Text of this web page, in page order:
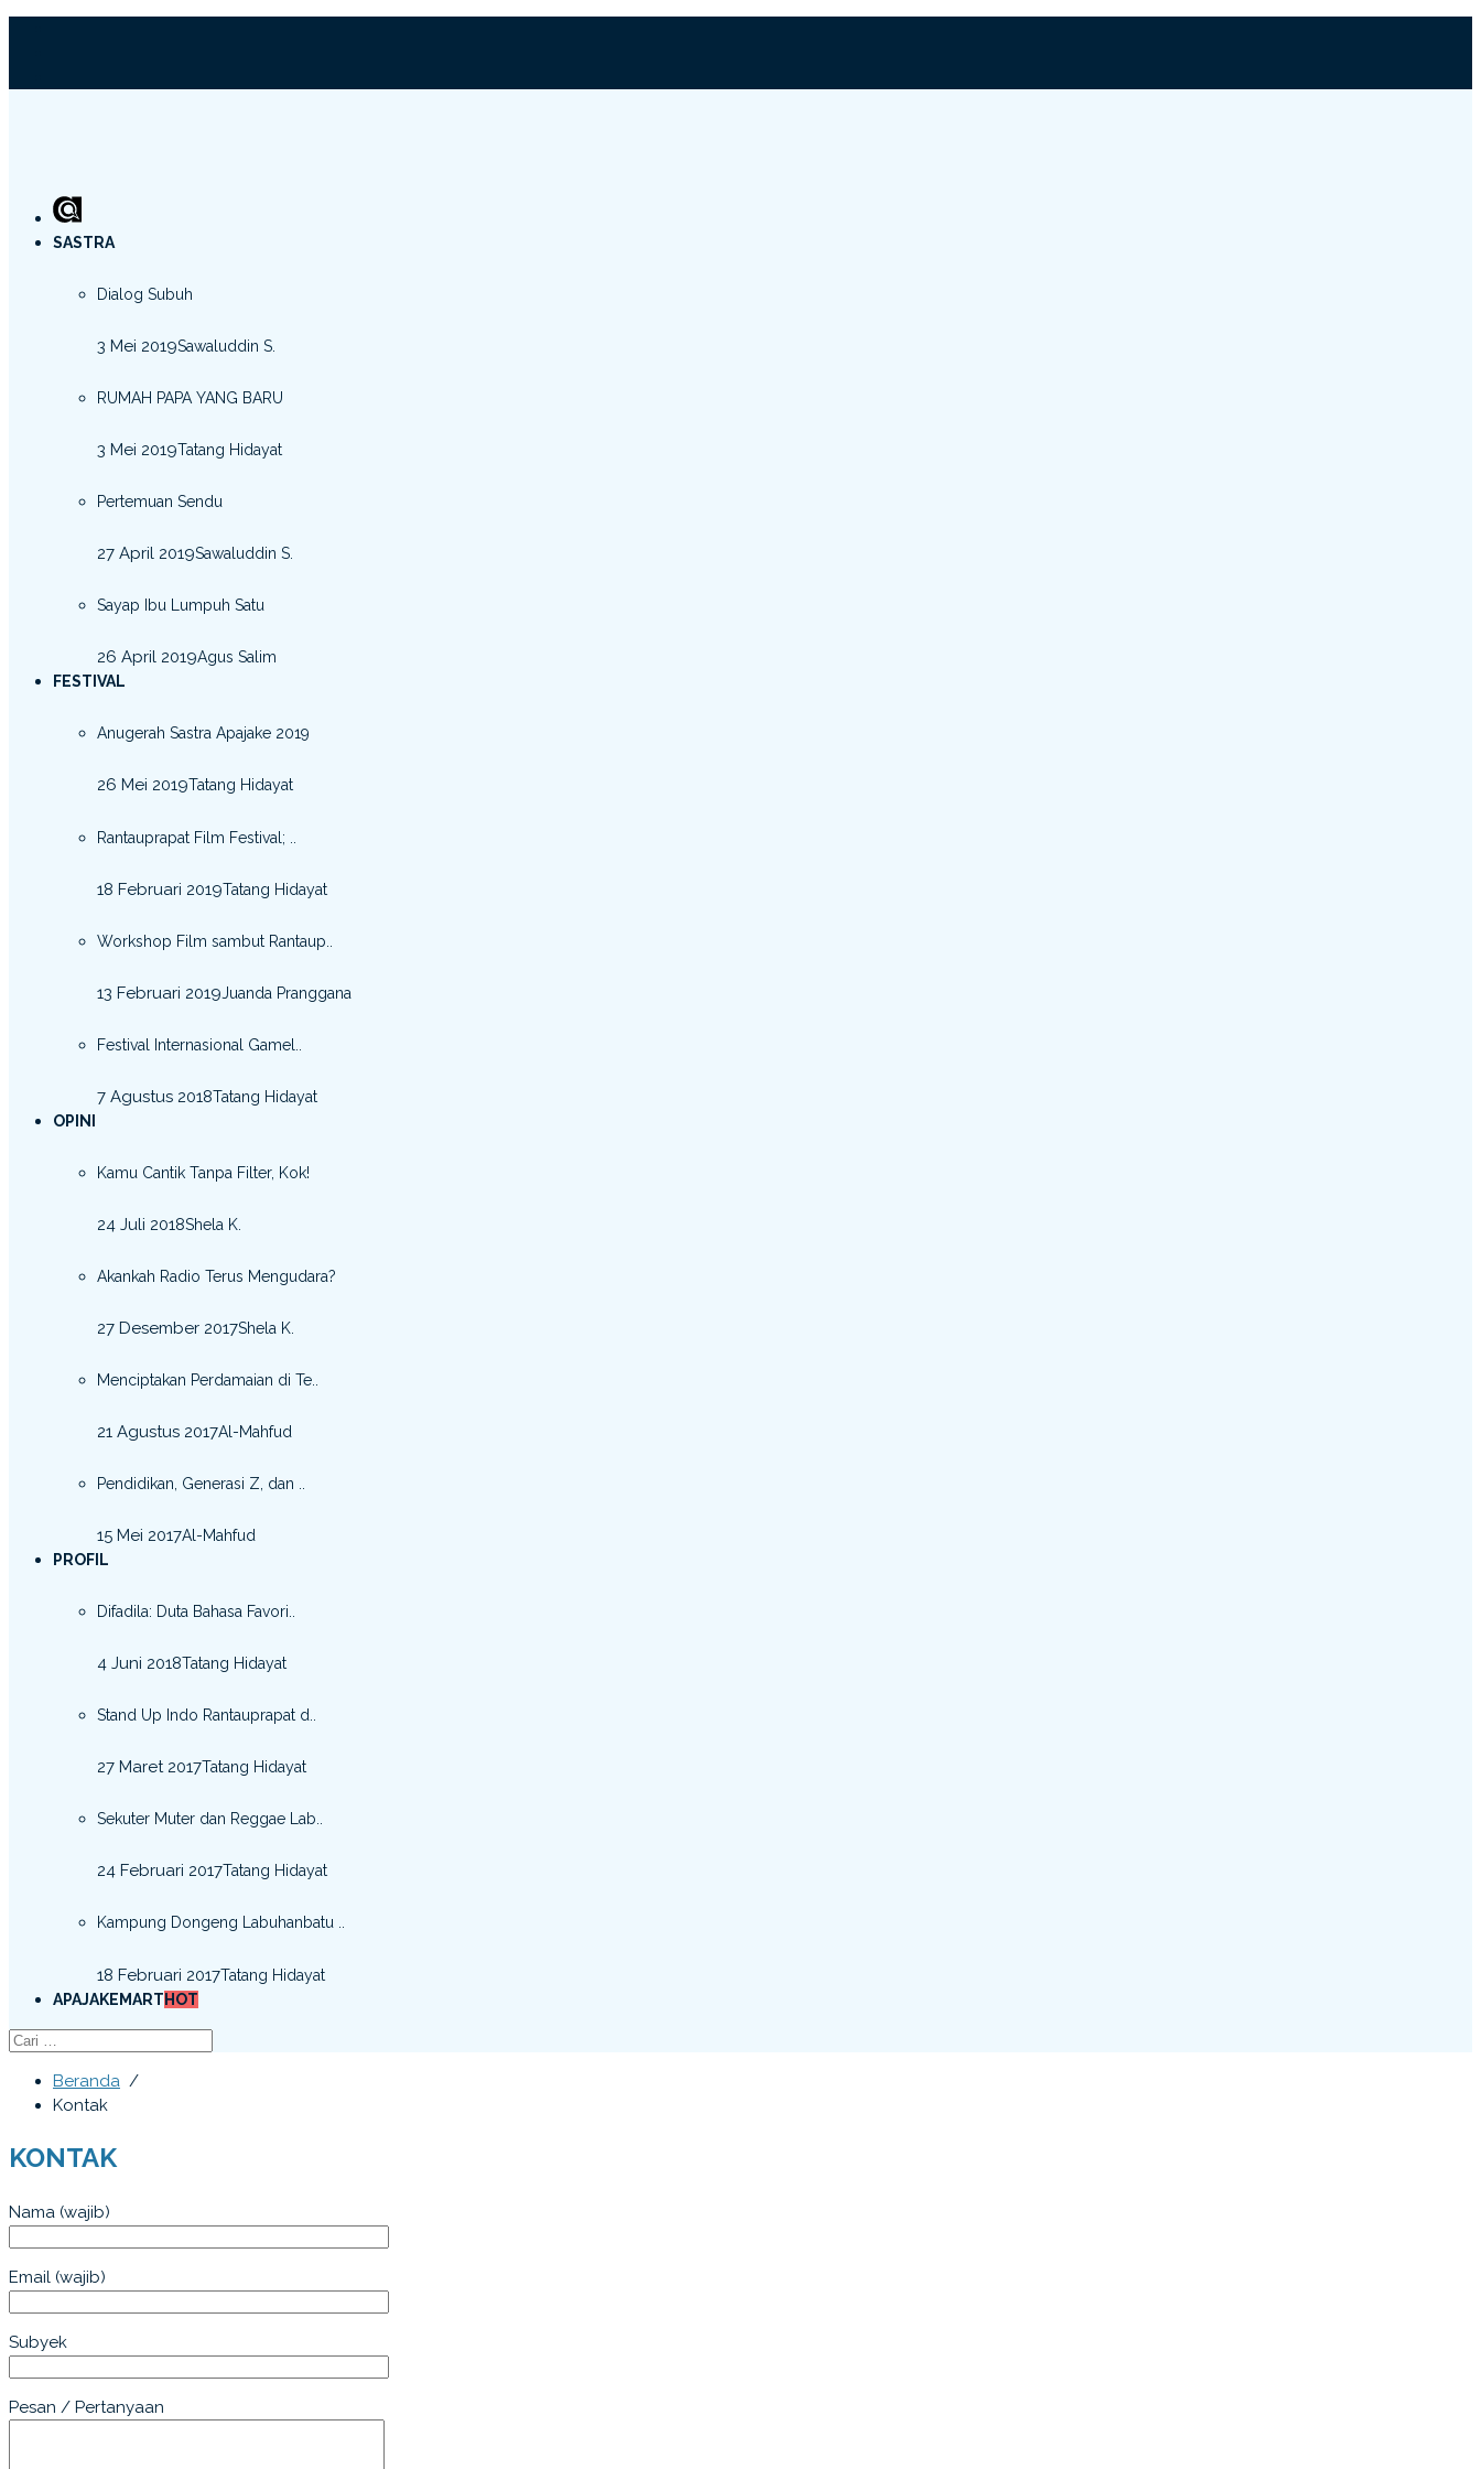
SASTRA
Dialog Subuh
3 Mei 2019Sawaluddin S.
RUMAH PAPA YANG BARU
3 Mei 2019Tatang Hidayat
Pertemuan Sendu
27 April 2019Sawaluddin S.
Sayap Ibu Lumpuh Satu
26 April 2019Agus Salim
FESTIVAL
Anugerah Sastra Apajake 2019
26 Mei 2019Tatang Hidayat
Rantauprapat Film Festival; ..
18 Februari 2019Tatang Hidayat
Workshop Film sambut Rantaup..
13 Februari 2019Juanda Pranggana
Festival Internasional Gamel..
7 Agustus 2018Tatang Hidayat
OPINI
Kamu Cantik Tanpa Filter, Kok!
24 Juli 2018Shela K.
Akankah Radio Terus Mengudara?
27 Desember 2017Shela K.
Menciptakan Perdamaian di Te..
21 Agustus 2017Al-Mahfud
Pendidikan, Generasi Z, dan ..
15 Mei 2017Al-Mahfud
PROFIL
Difadila: Duta Bahasa Favori..
4 Juni 2018Tatang Hidayat
Stand Up Indo Rantauprapat d..
27 Maret 2017Tatang Hidayat
Sekuter Muter dan Reggae Lab..
24 Februari 2017Tatang Hidayat
Kampung Dongeng Labuhanbatu ..
18 Februari 2017Tatang Hidayat
APAJAKEMARTHOT
Beranda /
Kontak
KONTAK
Nama (wajib)
Email (wajib)
Subyek
Pesan / Pertanyaan